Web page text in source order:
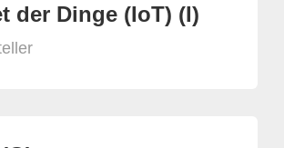
der Dinge (IoT) (I)